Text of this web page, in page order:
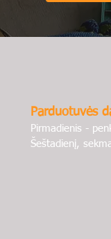
Parduotuvės
Pirmadienis -
Šeštadienį,